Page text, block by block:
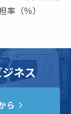
（％）
ネス
ら